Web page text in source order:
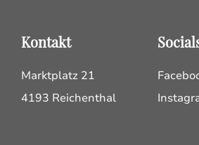
Kontakt
Marktplatz 21
4193 Reichenthal